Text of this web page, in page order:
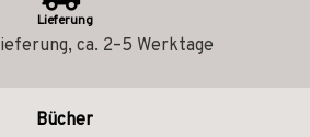
Lieferung
ca. 2–5 Werktage
Bücher